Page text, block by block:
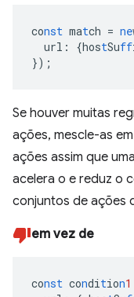
const match = ne
url : {hostSuff
});
Se houver muitas
ações, mescle-as
ações assim que
acelera o e reduz o
conjuntos de ações
em vez de
const condition1